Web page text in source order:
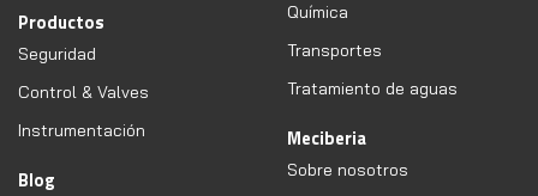
Productos
Seguridad
Control & Valves
Instrumentación
Blog
Química
Transportes
Tratamiento de aguas
Meciberia
Sobre nosotros